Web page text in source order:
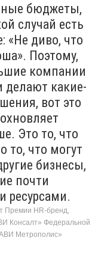
бюджеты,
случай есть
«Не диво, что
Поэтому,
компании
какие-
вот это
Это то, что
то, что могут
бизнесы,
почти
ресурсами.
Премии HR-бренд,
Консалт» Федеральной
Метрополис»